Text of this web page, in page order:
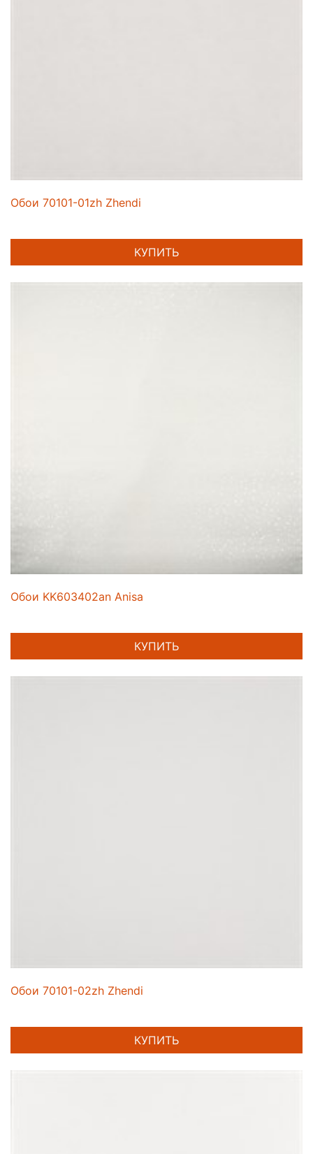
Обои 70101-01zh Zhendi
КУПИТЬ
Обои KK603402an Anisa
КУПИТЬ
Обои 70101-02zh Zhendi
КУПИТЬ